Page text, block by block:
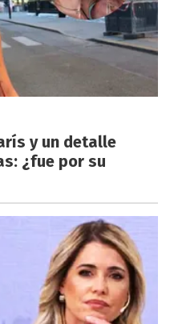
y un detalle
¿fue por su